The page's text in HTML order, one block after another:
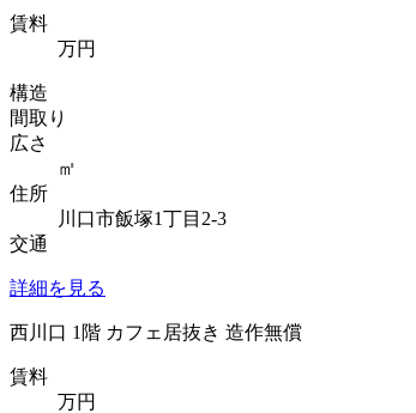
賃料
万円
構造
間取り
広さ
㎡
住所
川口市飯塚1丁目2-3
交通
詳細を見る
西川口 1階 カフェ居抜き 造作無償
賃料
万円